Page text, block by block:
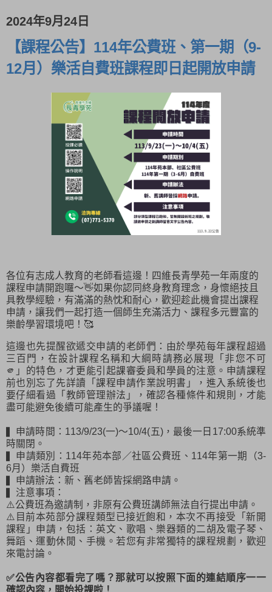
2024年9月24日
【課程公告】114年公費班、第一期（9-
12月）樂活自費班課程即日起開放申請
各位有志成人教育的老師看這邊！四維長青學苑一年兩度的
課程申請開跑囉～👋如果你認同終身教育理念，身懷絕技且
具教學經驗，有滿滿的熱忱和耐心，歡迎趁此機會提出課程
申請，讓我們一起打造一個師生充滿活力、課程多元豐富的
樂齡學習環境吧！🥰
這邊也先提醒欲遞交申請的老師們：由於學苑每年課程超過
三百門，在設計課程名稱和大綱時請務必展現「非您不可
🫵」的特色，才更能引起課審委員和學員的注意。申請課程
前也別忘了先詳讀「課程申請作業說明書」，進入系統後也
要仔細看過「教師管理辦法」，確認各種條件和規則，才能
盡可能避免後續可能產生的爭議喔！
▍申請時間：113/9/23(一)～10/4(五)，最後一日17:00系統準
時關閉。
▍申請類別：114年苑本部／社區公費班、114年第一期（3-
6月）樂活自費班
▍申請辦法：新、舊老師皆採網路申請。
▍注意事項：
⚠️公費班為邀請制，非原有公費班講師無法自行提出申請。
⚠️目前本苑部分課程類型已接近飽和，本次不再接受「新開
課程」申請，包括：英文、歌唱、樂器類的二胡及電子琴、
舞蹈、運動休閒、手機。若您有非常獨特的課程規劃，歡迎
來電討論。
✅公告內容都看完了嗎？那就可以按照下面的連結順序一一
確認內容，開始投課啦！